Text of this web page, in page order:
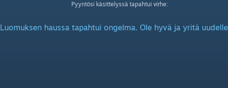
Pyyntösi käsittelyssä tapahtui virhe:
Luomuksen haussa tapahtui ongelma. Ole hyvä ja yritä